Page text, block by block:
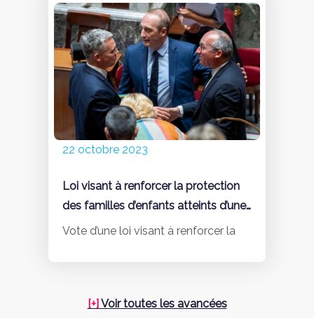
similaire en 2026 (Michel Bonnus,
Olivier Rietmann…)EN SAVOIR+
22 octobre 2023
Loi visant à renforcer la protection
des familles d’enfants atteints d’une
maladie ou d’un handicap ou
Vote d’une loi visant à renforcer la
[+]Voir toutes les avancées